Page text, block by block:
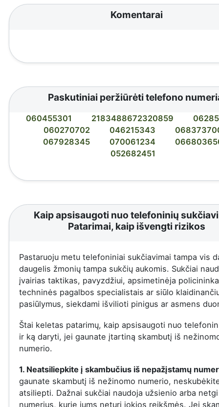
Komentarai
Paskutiniai peržiūrėti telefono
060455301 2183488672320859
060270702
046215343
067928345
070061234
052682451
Kaip apsisaugoti nuo telefoninių
Patarimai, kaip išvengti rizikos
Pastaruoju metu telefoniniai sukčiavimai tampa vis
daugelis žmonių tampa sukčių aukomis. Sukčiai
įvairias taktikas, pavyzdžiui, apsimetinėja
techninės pagalbos specialistais ar siūlo
pasiūlymus, siekdami išvilioti pinigus ar asmens
Štai keletas patarimų, kaip apsisaugoti nuo
ir ką daryti, jei gaunate įtartiną skambutį iš
numerio.
1. Neatsiliepkite į skambučius iš nepažįstamų
gaunate skambutį iš nežinomo numerio,
atsiliepti. Dažnai sukčiai naudoja užsienio arba
numerius, kurie jums neturi jokios reikšmės. Jei